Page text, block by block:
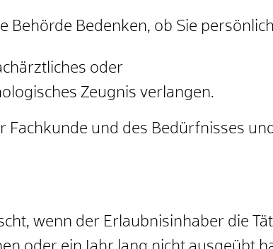
Behörde Bedenken, ob Sie
oder
Zeugnis verlangen.
Fachkunde und des Bedürfnisses
wenn der Erlaubnisinhaber die